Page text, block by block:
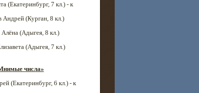
(Екатеринбург, 7 кл.) - к
Андрей (Курган, 8 кл.)
Алёна (Адыгея, 8 кл.)
(Адыгея, 7 кл.)
числа»
(Екатеринбург, 6 кл.) - к